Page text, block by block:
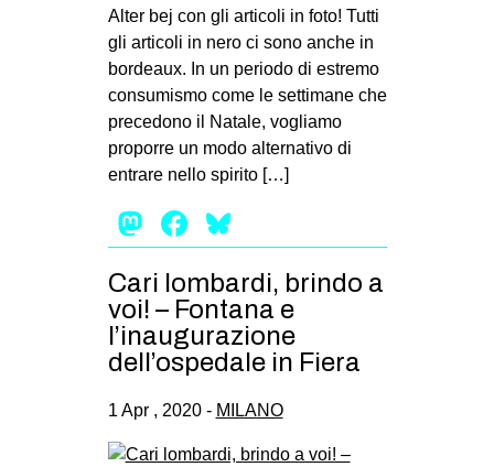
Alter bej con gli articoli in foto! Tutti
gli articoli in nero ci sono anche in
bordeaux. In un periodo di estremo
consumismo come le settimane che
precedono il Natale, vogliamo
proporre un modo alternativo di
entrare nello spirito […]
Mastodon
Facebook
Cari lombardi, brindo a
voi! – Fontana e
l’inaugurazione
dell’ospedale in Fiera
1 Apr , 2020 - MILANO